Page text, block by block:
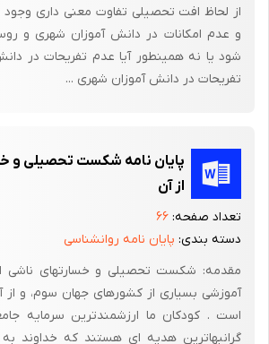
(رمضانی،1382)
بررسی نمودن این عوامل و تحقیق و کار کردن
تاثیر فاکتورهای چون شراط خانواده و میزان
شرایط فرهنگی و اقتصادی و مجموعه
یکدیگرو نتیجتاًدر تعلیم و تربیت امری است
مطالعه هر یک بدون در نظر گرفتن تاثیر و
دشوار با این پیش فرض ما برای تاثیر میزان
دانش آموزان در عملکرد تحصیلی فرزندانشان را
ایم . لوزوف[2]، 1999)
از مجموعه نظرات روان شناسی اجتماعی ،
از لحاظ افت تحصیلی تفاوت معنی داری وجود
و عدم امکانات در دانش آموزان شهری و
شود یا نه همینطور آیا عدم تفریحات در
تفریحات در دانش آموزان شهری ...
پایان نامه شکست تحصیلی و
از آن
تعداد صفحه: ۶۶
دسته بندی: پایان نامه روانشناسی
مقدمه: شکست تحصیلی و خسارتهای ناشی
آموزشی بسیاری از کشورهای جهان سوم، و از
است . کودکان ما ارزشمندترین سرمایه
گرانبهاترین هدیه ای هستند که خداوند